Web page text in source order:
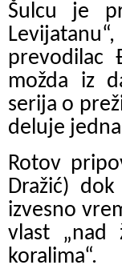
Šulcu je
prevodilac
možda iz
serija o
deluje
Rotov
Dražić)
izvesno
vlast „nad
koralima“.